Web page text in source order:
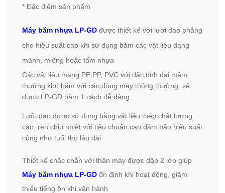
* Đặc điểm sản phẩm
Máy băm nhựa LP-GD được thiết kế với lươi dao phẳng
cho hiệu suất cao khi sử dụng băm các vật liệu dạng
mảnh, miếng hoặc tấm nhựa
Các vật liệu màng PE,PP, PVC với đặc tính dai mềm
thường khó băm với các dòng máy thông thường sẽ
được LP-GD băm 1 cách dễ dàng
Lưỡi dao được sử dụng bằng vật liệu thép chất lượng
cao, rèn chịu nhiệt với tiêu chuẩn cao đảm bảo hiệu suất
cũng như tuổi thọ lâu dài
Thiết kế chắc chắn với thân máy được dập 2 lớp giúp
Máy băm nhựa LP-GD ổn định khi hoạt động, giảm
thiểu tiếng ồn khi vận hành